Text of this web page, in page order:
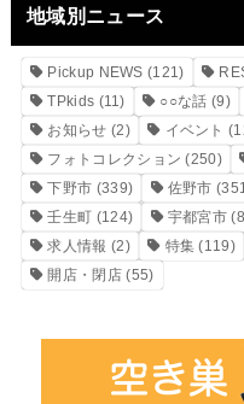
地域別ニュース
Pickup NEWS (121)
TPkids (11) ○○な話 (9)
お知らせ (2) イベント
フォトコレクション (250)
下野市 (339) 佐野市
壬生町 (124) 宇都宮市
求人情報 (2) 特集 (119)
開店・閉店(55)